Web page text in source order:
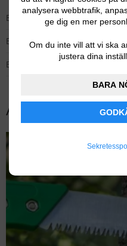
analysera webbtrafik,
ge dig en mer
Om du inte vill att vi ska
justera dina
BARA
Bästa budget – Silverline
Bästa för altanen – Thermacell
Bästa med handtag – Conopu
Andra populära